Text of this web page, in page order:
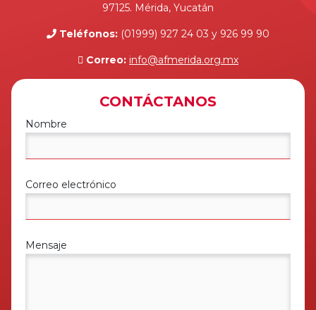
97125. Mérida, Yucatán
Teléfonos: (01999) 927 24 03 y 926 99 90
Correo: info@afmerida.org.mx
CONTÁCTANOS
Nombre
Correo electrónico
Mensaje